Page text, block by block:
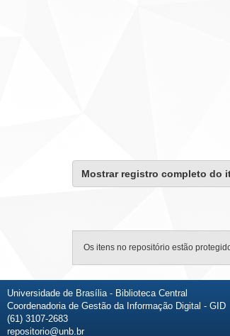
Mostrar registro completo do
Os itens no repositório estão
Universidade de Brasília - Biblioteca Central
Coordenadoria de Gestão da Informação Digital - GID
(61) 3107-2683
repositorio@unb.br